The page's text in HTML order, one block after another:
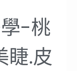
-桃
睫.皮